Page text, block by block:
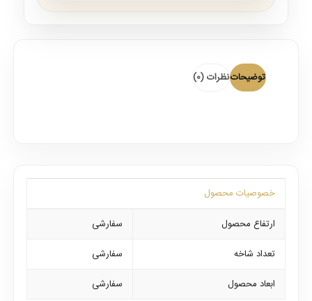
توضیحاتنظرات (0)
خصوصیات محصول
ارتفاع محصول
سفارشی
تعداد شاخه
سفارشی
ابعاد محصول
سفارشی